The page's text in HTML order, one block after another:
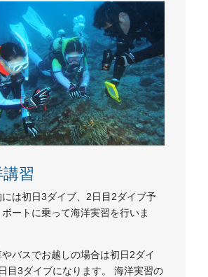
習
は初日3ダイブ、2日目2ダイブ予
ボートに乗って海洋実習を行いま
バスでお越しの場合は初日2ダイ
目3ダイブになります。 海洋実習の